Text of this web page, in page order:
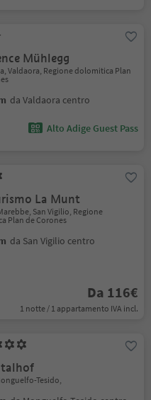
Mühlegg
Valdaora, Regione dolomitica Plan
da Valdaora centro
Alto Adige Guest Pass
La Munt
San Vigilio, Regione
Plan de Corones
da San Vigilio centro
Da 116€
1 notte / 1 appartamento IVA incl.
Tesido,